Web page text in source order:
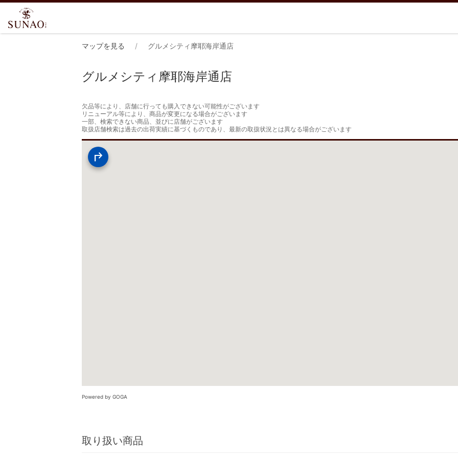
マップを見る グルメシティ摩耶海岸通店
グルメシティ摩耶海岸通店
欠品等により、店舗に行っても購入できない可能性がございます
リニューアル等により、商品が変更になる場合がございます
一部、検索できない商品、並びに店舗がございます
取扱店舗検索は過去の出荷実績に基づくものであり、最新の取扱状況とは異なる場合がございます
Powered by GOGA
取り扱い商品